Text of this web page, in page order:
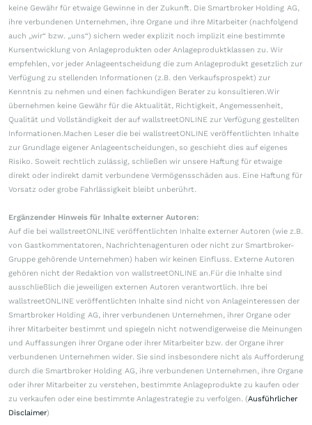
keine Gewähr für etwaige Gewinne in der Zukunft. Die Smartbroker Holding AG,
ihre verbundenen Unternehmen, ihre Organe und ihre Mitarbeiter (nachfolgend
auch „wir“ bzw. „uns“) sichern weder explizit noch implizit eine bestimmte
Kursentwicklung von Anlageprodukten oder Anlageproduktklassen zu. Wir
empfehlen, vor jeder Anlageentscheidung die zum Anlageprodukt gesetzlich zur
Verfügung zu stellenden Informationen (z.B. den Verkaufsprospekt) zur
Kenntnis zu nehmen und einen fachkundigen Berater zu konsultieren.Wir
übernehmen keine Gewähr für die Aktualität, Richtigkeit, Angemessenheit,
Qualität und Vollständigkeit der auf wallstreetONLINE zur Verfügung gestellten
Informationen.Machen Leser die bei wallstreetONLINE veröffentlichten Inhalte
zur Grundlage eigener Anlageentscheidungen, so geschieht dies auf eigenes
Risiko. Soweit rechtlich zulässig, schließen wir unsere Haftung für etwaige
direkt oder indirekt damit verbundene Vermögensschäden aus. Eine Haftung für
Vorsatz oder grobe Fahrlässigkeit bleibt unberührt.
Ergänzender Hinweis für Inhalte externer Autoren:
Auf die bei wallstreetONLINE veröffentlichten Inhalte externer Autoren (wie z.B.
von Gastkommentatoren, Nachrichtenagenturen oder nicht zur Smartbroker-
Gruppe gehörende Unternehmen) haben wir keinen Einfluss. Externe Autoren
gehören nicht der Redaktion von wallstreetONLINE an.Für die Inhalte sind
ausschließlich die jeweiligen externen Autoren verantwortlich. Ihre bei
wallstreetONLINE veröffentlichten Inhalte sind nicht von Anlageinteressen der
Smartbroker Holding AG, ihrer verbundenen Unternehmen, ihrer Organe oder
ihrer Mitarbeiter bestimmt und spiegeln nicht notwendigerweise die Meinungen
und Auffassungen ihrer Organe oder ihrer Mitarbeiter bzw. der Organe ihrer
verbundenen Unternehmen wider. Sie sind insbesondere nicht als Aufforderung
durch die Smartbroker Holding AG, ihre verbundenen Unternehmen, ihre Organe
oder ihrer Mitarbeiter zu verstehen, bestimmte Anlageprodukte zu kaufen oder
zu verkaufen oder eine bestimmte Anlagestrategie zu verfolgen. (Ausführlicher
Disclaimer)